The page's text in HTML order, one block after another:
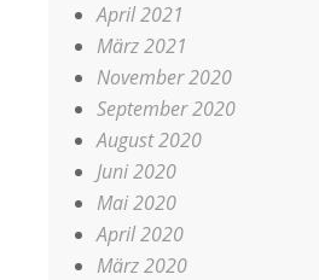
April 2021
März 2021
November 2020
September 2020
August 2020
Juni 2020
Mai 2020
April 2020
März 2020